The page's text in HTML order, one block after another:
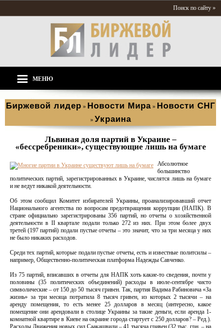
Поиск по сайту »
МЕНЮ
Биржевой лидер » Новости Мира » Новости СНГ
» Украина
Львиная доля партий в Украине –
«бессребреники», существующие лишь на бумаге
Абсолютное
большинство
политических партий, зарегистрированных в Украине, числятся лишь на бумаге
и не ведут никакой деятельности.
Об этом сообщил Комитет избирателей Украины, проанализировавший отчет
Национального агентства по вопросам предотвращения коррупции (НАПК). В
стране официально зарегистрированы 356 партий, но отчеты о хозяйственной
деятельности в II квартале подали только 272 из них. При этом более двух
третей (197 партий) подали пустые отчеты – это значит, что за три месяца у них
не было никаких расходов.
Среди тех партий, которые подали пустые отчеты, есть и известные политсилы –
например, Общественно-политическая платформа Надежды Савченко.
Из 75 партий, вписавших в отчеты для НАПК хоть какие-то сведения, почти у
половины (35 политических объединений) расходы в июле-сентябре чисто
символические – от 150 до 50 тысяч гривен. Так, партия Вадима Рабиновича «За
жизнь» за три месяца потратила 8 тысяч гривен, из которых 2 тысячи – на
аренду помещения, то есть менее 25 долларов в месяц (интересно, какое
помещение они арендовали в столице Украины за такие деньги, если аренда 1-
комнатной квартире в Киеве на окраине города стартует с 250 долларов? – Ред.).
Расходы Движения новых сил Саакашвили – 41 тысяча гривен (32 тыс. грн. – на